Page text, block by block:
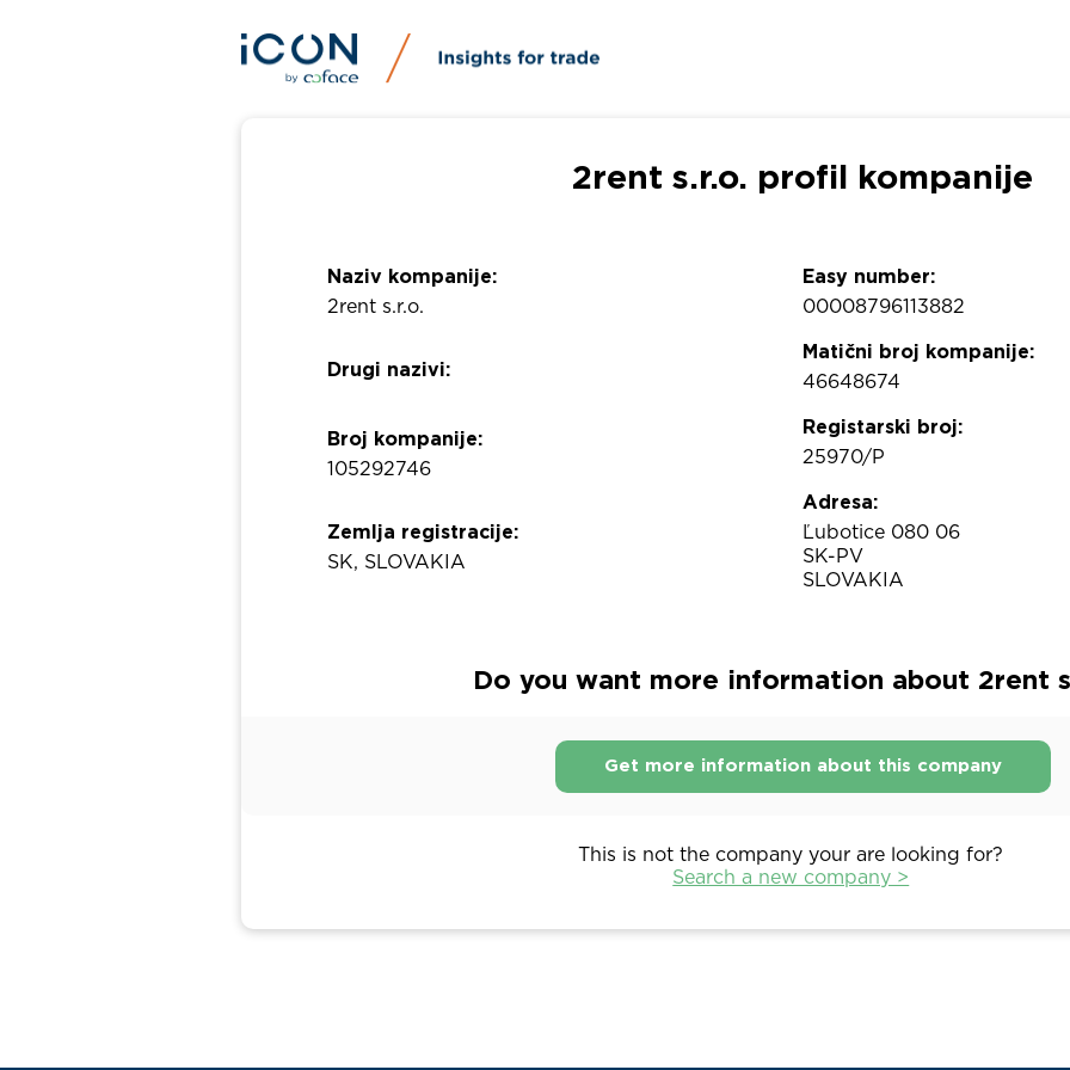
2rent s.r.o. profil kompanije
Naziv kompanije:
2rent s.r.o.
Drugi nazivi:
Broj kompanije:
105292746
Zemlja registracije:
SK, SLOVAKIA
Easy number:
00008796113882
Matični broj kompanije:
46648674
Registarski broj:
25970/P
Adresa:
Ľubotice 080 06
SK-PV
SLOVAKIA
Do you want more information about 2rent
Get more information about this company
This is not the company your are looking for?
Search a new company >